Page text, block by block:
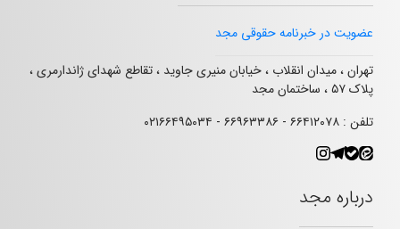
عضویت در خبرنامه حقوقی مجد
تهران ، میدان انقلاب ، خیابان منیری جاوید ، تقاطع شهدای ژاندارمری ،
پلاک ۵۷ ، ساختمان مجد
تلفن : ۶۶۴۱۲۰۷۸ - ۶۶۹۶۳۳۸۶ - ۰۲۱۶۶۴۹۵۰۳۴
درباره مجد